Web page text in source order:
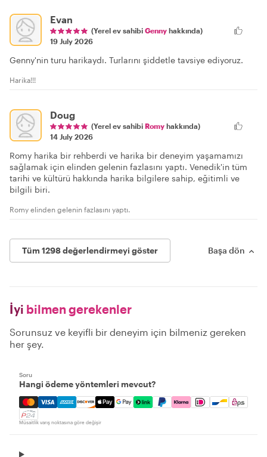
Evan
(Yerel ev sahibi Genny hakkında)
19 July 2026
Genny'nin turu harikaydı. Turlarını şiddetle tavsiye ediyoruz.
Harika!!!
Doug
(Yerel ev sahibi Romy hakkında)
14 July 2026
Romy harika bir rehberdi ve harika bir deneyim yaşamamızı
sağlamak için elinden gelenin fazlasını yaptı. Venedik'in tüm
tarihi ve kültürü hakkında harika bilgilere sahip, eğitimli ve
bilgili biri.
Romy elinden gelenin fazlasını yaptı.
Tüm 1298 değerlendirmeyi göster Başa dön
İyi bilmen gerekenler
Sorunsuz ve keyifli bir deneyim için bilmeniz gereken
her şey.
Soru
Hangi ödeme yöntemleri mevcut?
Mastercard, Visa, Amex, Discover, Apple Pay, Google
Müsaitlik varış noktasına göre değişir